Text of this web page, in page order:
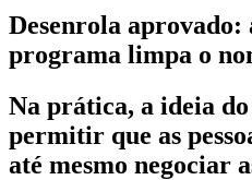
Desenrola aprovado:
programa limpa o
Na prática, a ideia
permitir que as
até mesmo negociar